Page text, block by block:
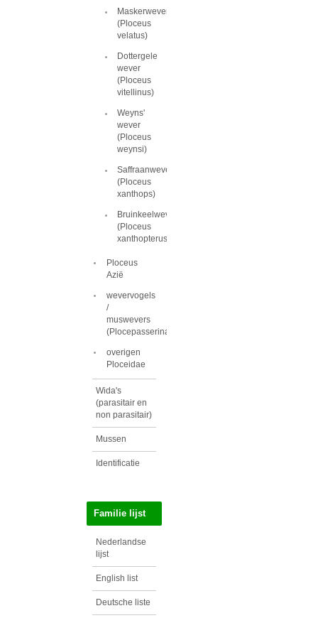
Maskerwever
(Ploceus
velatus)
Dottergele
wever
(Ploceus
vitellinus)
Weyns'
wever
(Ploceus
weynsi)
Saffraanwever
(Ploceus
xanthops)
Bruinkeelwever
(Ploceus
xanthopterus)
Ploceus
Azië
wevervogels
/
muswevers
(Plocepasserinae)
overigen
Ploceidae
Wida's
(parasitair en
non parasitair)
Mussen
Identificatie
Familie lijst
Nederlandse
lijst
English list
Deutsche liste